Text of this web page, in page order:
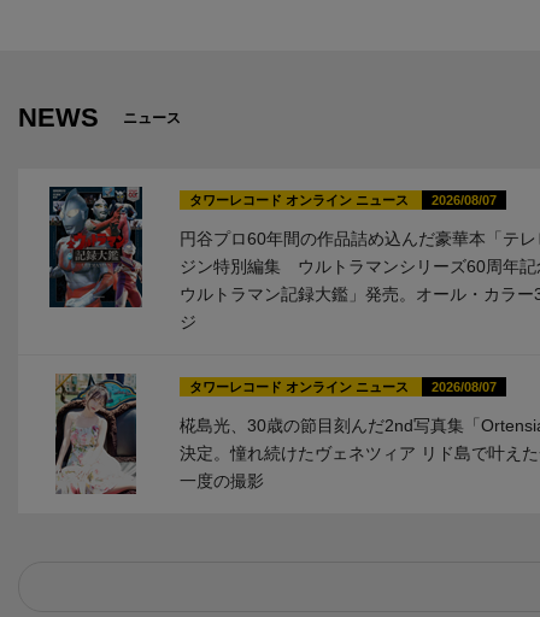
NEWS ニュース
タワーレコード オンライン ニュース 2026/08/07
円谷プロ60年間の作品詰め込んだ豪華本「テ
ジン特別編集 ウルトラマンシリーズ60周年
ウルトラマン記録大鑑」発売。オール・カラー
ジ
タワーレコード オンライン ニュース 2026/08/07
椛島光、30歳の節目刻んだ2nd写真集「
決定。憧れ続けたヴェネツィア リド島で叶え
一度の撮影